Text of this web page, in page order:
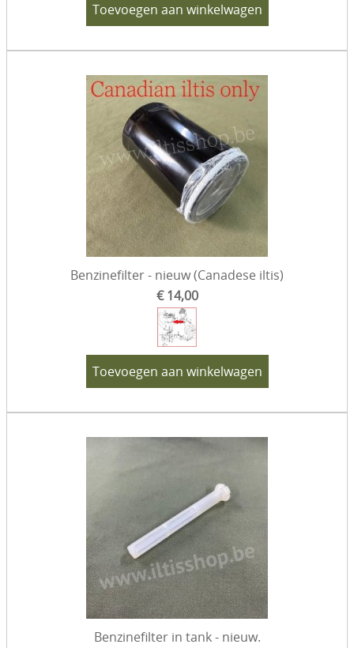
Toevoegen aan winkelwagen
Benzinefilter - nieuw (Canadese iltis)
€ 14,00
Toevoegen aan winkelwagen
Benzinefilter in tank - nieuw.